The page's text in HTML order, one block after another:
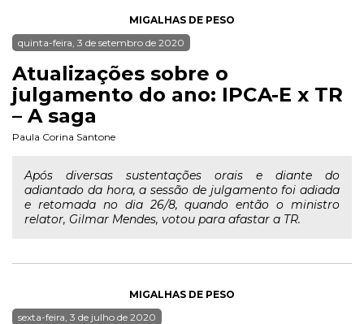
MIGALHAS DE PESO
quinta-feira, 3 de setembro de 2020
Atualizações sobre o
julgamento do ano: IPCA-E x TR
– A saga
Paula Corina Santone
Após diversas sustentações orais e diante do
adiantado da hora, a sessão de julgamento foi adiada
e retomada no dia 26/8, quando então o ministro
relator, Gilmar Mendes, votou para afastar a TR.
MIGALHAS DE PESO
sexta-feira, 3 de julho de 2020